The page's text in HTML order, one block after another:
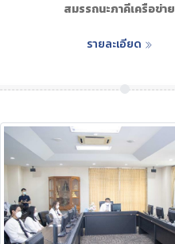
สมรรถนะภาคีเครือข่าย
รายละเอียด